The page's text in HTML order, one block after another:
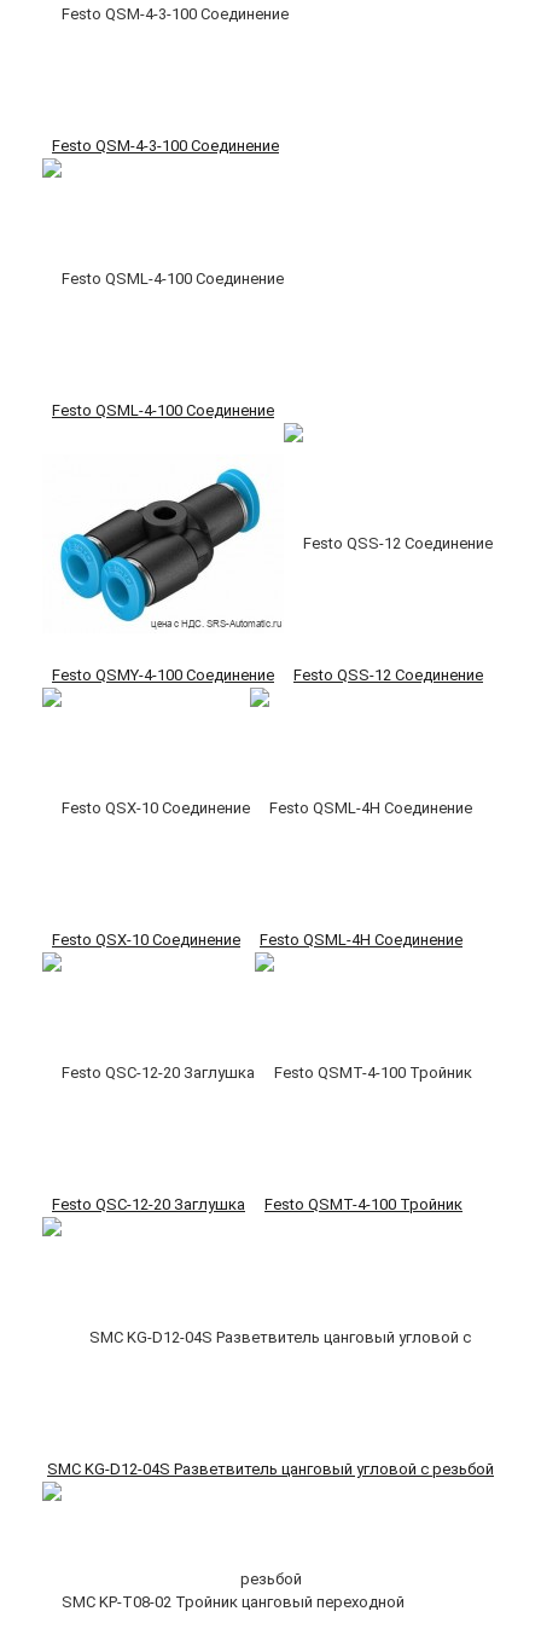
Festo QSM-4-3-100 Соединение
Festo QSML-4-100 Соединение
Festo QSMY-4-100 Соединение Festo QSS-12 Соединение
Festo QSX-10 Соединение Festo QSML-4H Соединение
Festo QSC-12-20 Заглушка Festo QSMT-4-100 Тройник
SMC KG-D12-04S Разветвитель цанговый угловой с резьбой